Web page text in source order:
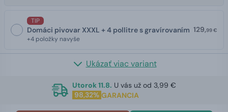
TIP
Domáci pivovar XXXL + 4 pollitre s gravírovaním
+4 položky navyše
129,99 €
Ukázať viac variant
Utorok 11.8. U vás už od 3,99 €
98,32% GARANCIA